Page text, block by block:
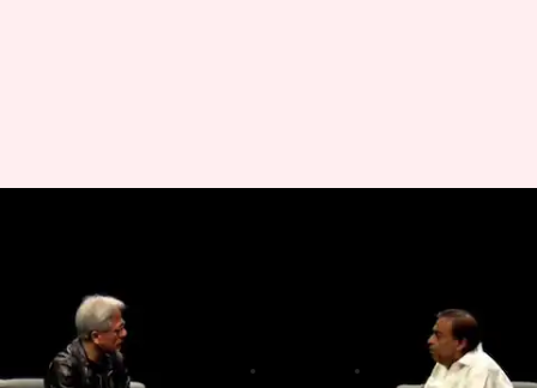
உச்சிமாநாட்டில் முகேஷ்
அம்பானி பேச்சு
எழுதியவர் Sekar Chinnappan 06:09 pm